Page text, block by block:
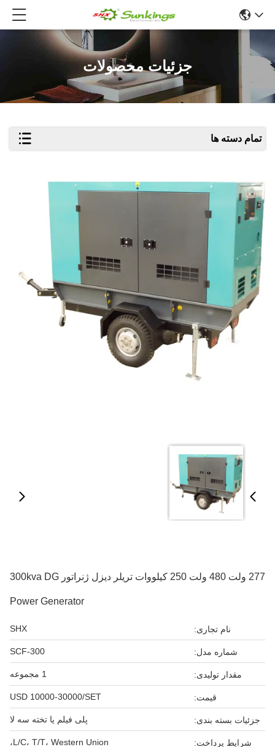
جزئیات محصولات
تمام دسته ها
277 ولت 480 ولت 250 کیلووات تریلر دیزل ژنراتور 300kva DG
Power Generator
نام تجاری: SHX
شماره مدل: SCF-300
مقدار تولیدی: 1 مجموعه
قیمت: USD 10000-30000/SET
جزئیات بسته بندی: پلی فیلم یا تخته سه لا
شرایط پرداخت: L/C، T/T، Western Union،